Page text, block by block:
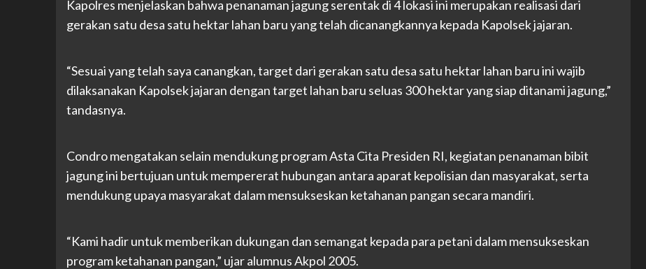
Kapolres menjelaskan bahwa penanaman jagung serentak di 4 lokasi ini merupakan realisasi dari
gerakan satu desa satu hektar lahan baru yang telah dicanangkannya kepada Kapolsek jajaran.
“Sesuai yang telah saya canangkan, target dari gerakan satu desa satu hektar lahan baru ini wajib
dilaksanakan Kapolsek jajaran dengan target lahan baru seluas 300 hektar yang siap ditanami jagung,”
tandasnya.
Condro mengatakan selain mendukung program Asta Cita Presiden RI, kegiatan penanaman bibit
jagung ini bertujuan untuk mempererat hubungan antara aparat kepolisian dan masyarakat, serta
mendukung upaya masyarakat dalam mensukseskan ketahanan pangan secara mandiri.
“Kami hadir untuk memberikan dukungan dan semangat kepada para petani dalam mensukseskan
program ketahanan pangan,” ujar alumnus Akpol 2005.